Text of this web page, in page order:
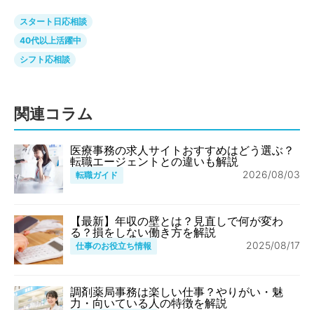
スタート日応相談
40代以上活躍中
シフト応相談
関連コラム
医療事務の求人サイトおすすめはどう選ぶ？
転職エージェントとの違いも解説
転職ガイド 2026/08/03
【最新】年収の壁とは？見直しで何が変わ
る？損をしない働き方を解説
仕事のお役立ち情報 2025/08/17
調剤薬局事務は楽しい仕事？やりがい・魅
力・向いている人の特徴を解説